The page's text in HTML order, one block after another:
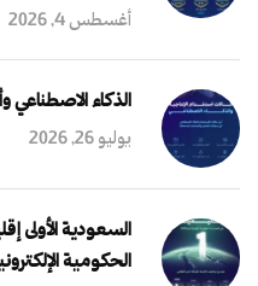
أغسطس 4, 2026
الذكاء الاصطناعي وأثره
يوليو 26, 2026
السعودية الأولى
الحكومية الإلكترونية 2025